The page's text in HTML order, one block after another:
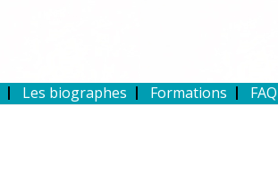
Les biographes Formations FAQ